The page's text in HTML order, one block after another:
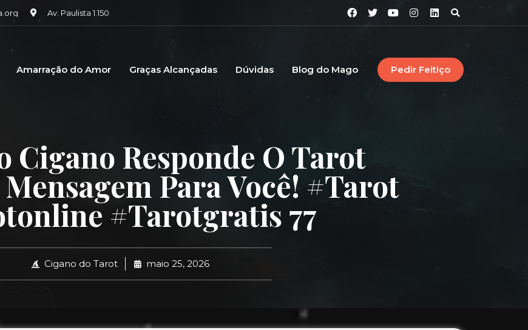
Av. Paulista 1.150
Amarração do Amor Graças Alcançadas Dúvidas Blog do Mago Pedir Feitiço
Cigano Responde O Tarot
Mensagem Para Você! #tarot
#tarotgratis 77
Cigano do Tarot maio 25, 2026